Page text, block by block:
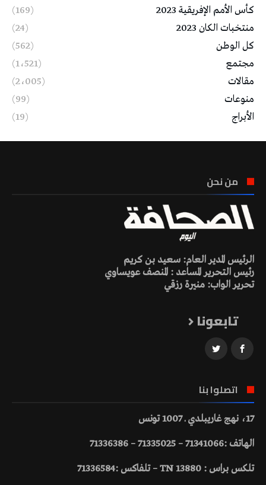
كأس الأمم الإفريقية 2023
(169)
منتخبات الكان 2023
(24)
كل الوطن
(562)
مجتمع
(1٬521)
مقالات
(2٬005)
منوعات
(99)
الأبراج
(19)
من نحن
الرئيس المدير العام: سعيد بن كريم
رئيس التحرير المساعد : المنصف عويساوي
تحرير الواب: منيرة رزقي
تابعونا
اتصلوا بنا
17، نهج غاريبلدي ـ 1007 تونس
الهاتف :71341066 – 71335025 – 71336386
تلكس براس : 13880 TN – تلفاكس :71336584